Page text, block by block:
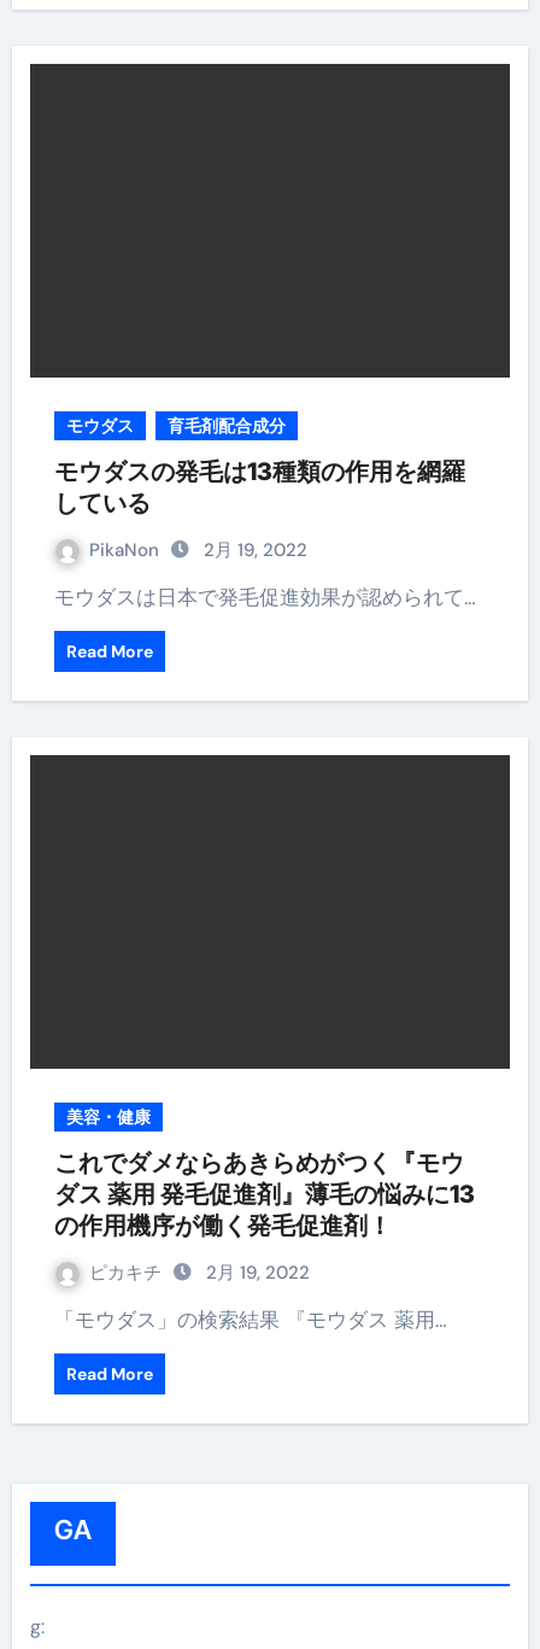
モウダス 育毛剤配合成分
モウダスの発毛は13種類の作用を網羅
している
PikaNon 2月 19, 2022
モウダスは日本で発毛促進効果が認められて…
Read More
美容・健康
これでダメならあきらめがつく『モウ
ダス 薬用 発毛促進剤』薄毛の悩みに13
の作用機序が働く発毛促進剤！
ピカキチ 2月 19, 2022
「モウダス」の検索結果 『モウダス 薬用…
Read More
GA
g: